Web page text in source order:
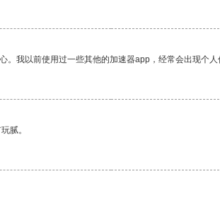
我以前使用过一些其他的加速器app，经常会出现个人
腻。